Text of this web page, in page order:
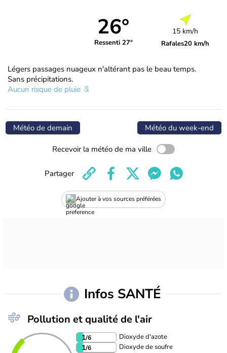
26°
Ressenti 27°
15 km/h
Rafales20 km/h
Légers passages nuageux n'altérant pas le beau temps.
Sans précipitations.
Aucun risque de pluie
Météo de demain Météo du week-end
Recevoir la météo de ma ville
Ajouter à vos sources préférées
Partager
Infos SANTÉ
Pollution et qualité de l'air
1/6 Dioxyde d'azote
1/6 Dioxyde de soufre